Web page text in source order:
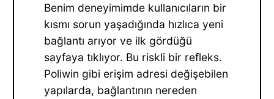
Benim deneyimimde kullanıcıların bir
kısmı sorun yaşadığında hızlıca yeni
bağlantı arıyor ve ilk gördüğü
sayfaya tıklıyor. Bu riskli bir refleks.
Poliwin gibi erişim adresi değişebilen
yapılarda, bağlantının nereden